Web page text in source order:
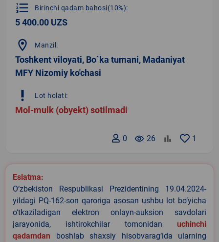
format_list_numbered Birinchi qadam bahosi(10%):
5 400.00 UZS
location_on Manzil:
Toshkent viloyati, Bo`ka tumani, Madaniyat
MFY Nizomiy ko'chasi
priority_high Lot holati:
Mol-mulk (obyekt) sotilmadi
1
remove_red_eye 26
0
Eslatma:
O‘zbekiston Respublikasi Prezidentining 19.04.2024-
yildagi PQ-162-son qaroriga asosan ushbu lot bo‘yicha
o‘tkaziladigan elektron onlayn-auksion savdolari
jarayonida, ishtirokchilar tomonidan uchinchi
qadamdan boshlab shaxsiy hisobvarag‘ida ularning